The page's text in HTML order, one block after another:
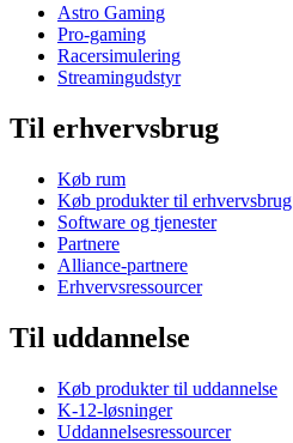
Astro Gaming
Pro-gaming
Racersimulering
Streamingudstyr
Til erhvervsbrug
Køb rum
Køb produkter til erhvervsbrug
Software og tjenester
Partnere
Alliance-partnere
Erhvervsressourcer
Til uddannelse
Køb produkter til uddannelse
K-12-løsninger
Uddannelsesressourcer